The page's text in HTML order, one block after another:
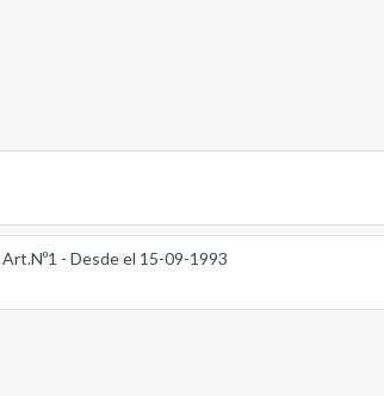
Art.Nº1 - Desde el 15-09-1993